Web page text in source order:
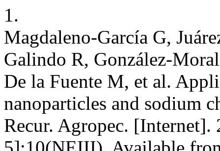
1.
Magdaleno-García G,
Galindo R, González-
De la Fuente M, et al.
nanoparticles and sodium
Recur. Agropec. [Internet].